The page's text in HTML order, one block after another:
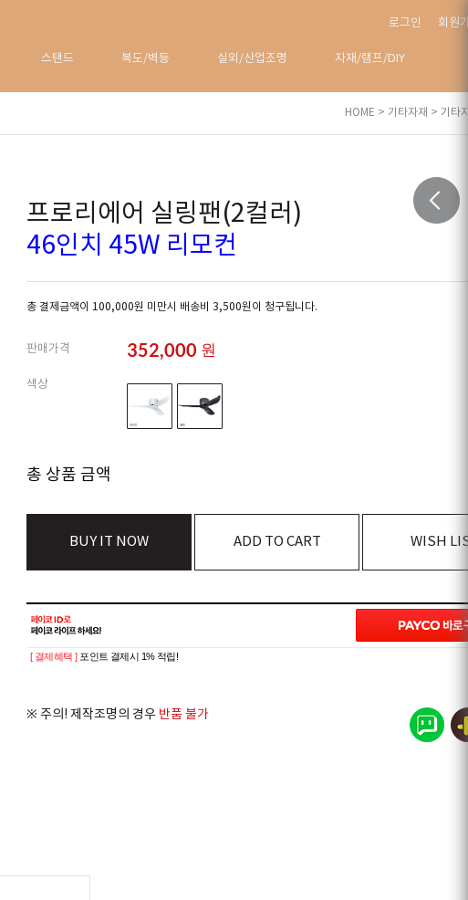
로그인 회원
스탠드 복도/벽등 실외/산업조명 자재/램프/DIY
HOME > 기타자재 > 기타
프로리에어 실링팬(2컬러)
46인치 45W 리모컨
총 결제금액이 100,000원 미만시 배송비 3,500원이 청구됩니다.
판매가격 352,000 원
색상
총 상품 금액
BUY IT NOW ADD TO CART WISH
[ 결제혜택 ] 포인트 결제시 1% 적립!
※ 주의! 제작조명의 경우 반품 불가